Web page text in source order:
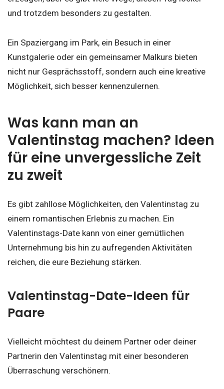
und trotzdem besonders zu gestalten.
Ein Spaziergang im Park, ein Besuch in einer
Kunstgalerie oder ein gemeinsamer Malkurs bieten
nicht nur Gesprächsstoff, sondern auch eine kreative
Möglichkeit, sich besser kennenzulernen.
Was kann man an
Valentinstag machen? Ideen
für eine unvergessliche Zeit
zu zweit
Es gibt zahllose Möglichkeiten, den Valentinstag zu
einem romantischen Erlebnis zu machen. Ein
Valentinstags-Date kann von einer gemütlichen
Unternehmung bis hin zu aufregenden Aktivitäten
reichen, die eure Beziehung stärken.
Valentinstag-Date-Ideen für
Paare
Vielleicht möchtest du deinem Partner oder deiner
Partnerin den Valentinstag mit einer besonderen
Überraschung verschönern.